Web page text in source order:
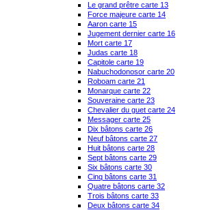
Le grand prêtre carte 13
Force majeure carte 14
Aaron carte 15
Jugement dernier carte 16
Mort carte 17
Judas carte 18
Capitole carte 19
Nabuchodonosor carte 20
Roboam carte 21
Monarque carte 22
Souveraine carte 23
Chevalier du guet carte 24
Messager carte 25
Dix bâtons carte 26
Neuf bâtons carte 27
Huit bâtons carte 28
Sept bâtons carte 29
Six bâtons carte 30
Cinq bâtons carte 31
Quatre bâtons carte 32
Trois bâtons carte 33
Deux bâtons carte 34